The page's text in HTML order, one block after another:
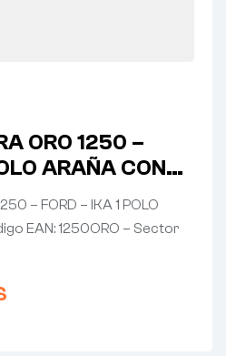
ORO 1250 –
ARAÑA CON
– FORD – IKA 1 POLO
EAN: 1250ORO – Sector